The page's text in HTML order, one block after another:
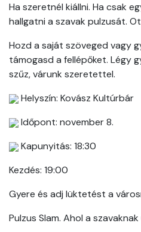
Ha szeretnél kiállni. Ha csak
hallgatni a szavak pulzusát.
Hozd a saját szöveged vagy
támogasd a fellépőket. Légy
szűz, várunk szeretettel.
Helyszín: Kovász Kultúrbár
Időpont: november 8.
Kapunyitás: 18:30
Kezdés: 19:00
Gyere és adj lüktetést a
Pulzus Slam. Ahol a